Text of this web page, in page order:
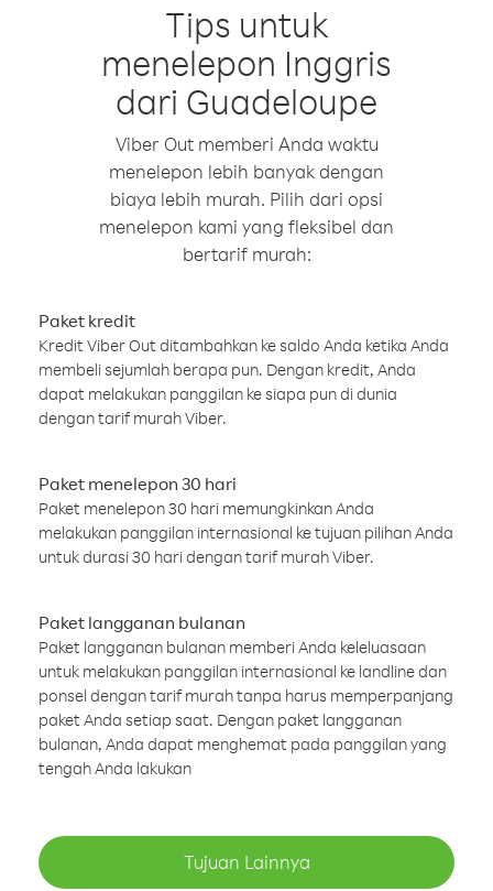
Tips untuk
menelepon Inggris
dari Guadeloupe
Viber Out memberi Anda waktu
menelepon lebih banyak dengan
biaya lebih murah. Pilih dari opsi
menelepon kami yang fleksibel dan
bertarif murah:
Paket kredit
Kredit Viber Out ditambahkan ke saldo Anda ketika Anda
membeli sejumlah berapa pun. Dengan kredit, Anda
dapat melakukan panggilan ke siapa pun di dunia
dengan tarif murah Viber.
Paket menelepon 30 hari
Paket menelepon 30 hari memungkinkan Anda
melakukan panggilan internasional ke tujuan pilihan Anda
untuk durasi 30 hari dengan tarif murah Viber.
Paket langganan bulanan
Paket langganan bulanan memberi Anda keleluasaan
untuk melakukan panggilan internasional ke landline dan
ponsel dengan tarif murah tanpa harus memperpanjang
paket Anda setiap saat. Dengan paket langganan
bulanan, Anda dapat menghemat pada panggilan yang
tengah Anda lakukan
Tujuan Lainnya